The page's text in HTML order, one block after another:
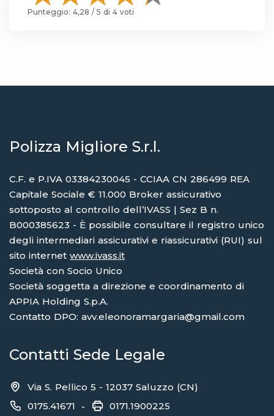
Punteggio: 4,28 / 5 di 4 voti
Polizza Migliore S.r.l.
C.F. e P.IVA 03384230045 - CCIAA CN 286499 REA
Capitale Sociale € 11.000 Broker assicurativo
sottoposto al controllo dell’IVASS | Sez B n.
B000385623 - È possibile consultare il registro unico
degli intermediari assicurativi e riassicurativi (RUI) sul
sito internet www.ivass.it
Società con Socio Unico
Società soggetta a direzione e coordinamento di
APPIA Holding S.p.A.
Contatto DPO: avv.eleonoramargaria@gmail.com
Contatti Sede Legale
Via S. Pellico 5 - 12037 Saluzzo (CN)
0175.41671 -
0171.1900225